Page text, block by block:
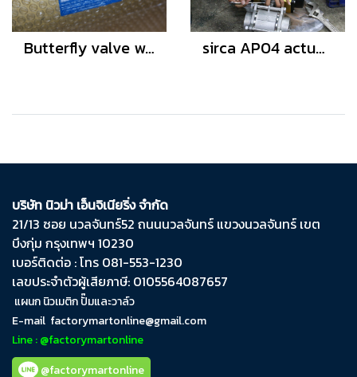
Butterfly valve with actuator AP10 sirca AP04 actuator ball valve 3pc 3"
บริษัท นิวม่า เอ็นจิเนียริ่ง จำกัด
21/13 ซอย นวลจันทร์​52 ถนน​นวลจันทร์​ แขวง​นวลจันทร์​ เขต​
บึงกุ่ม​ กรุงเทพฯ​ 10230
เบอร์ติดต่อ : โทร 081-553-1230
เลขประจำตัวผู้เสียภาษี: 0105564087657
แผนก นิวเมติก ปั๊มและวาล์ว
E-mail factorymartonline@gmail.com
Line : @factorymartonline
@factorymartonline